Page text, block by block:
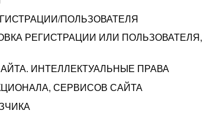
ПОЛЬЗОВАТЕЛЯ
РЕГИСТРАЦИИ ИЛИ ПОЛЬЗОВАТЕЛЯ,
ИНТЕЛЛЕКТУАЛЬНЫЕ ПРАВА
СЕРВИСОВ САЙТА